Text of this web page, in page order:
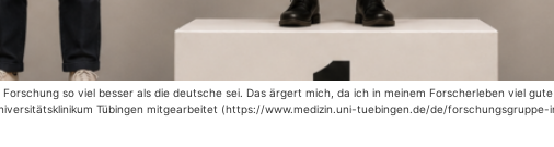
so viel besser als die deutsche sei. Das ärgert mich, da ich in meinem Forscherleben viel
Tübingen mitgearbeitet (https://www.medizin.uni-tuebingen.de/de/